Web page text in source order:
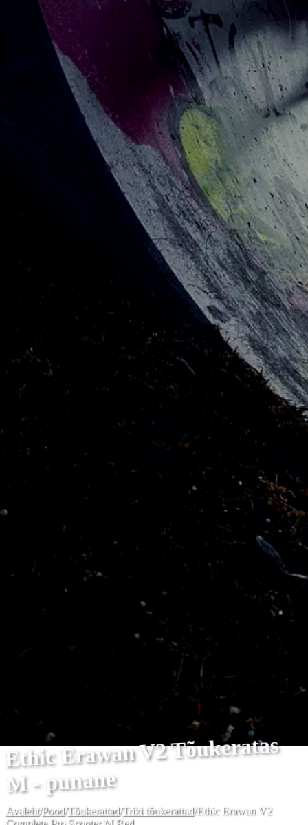
Ethic Erawan V2 Tõukeratas
M - punane
Avaleht/Pood/Tõukerattad/Triki tõukerattad/Ethic Erawan V2